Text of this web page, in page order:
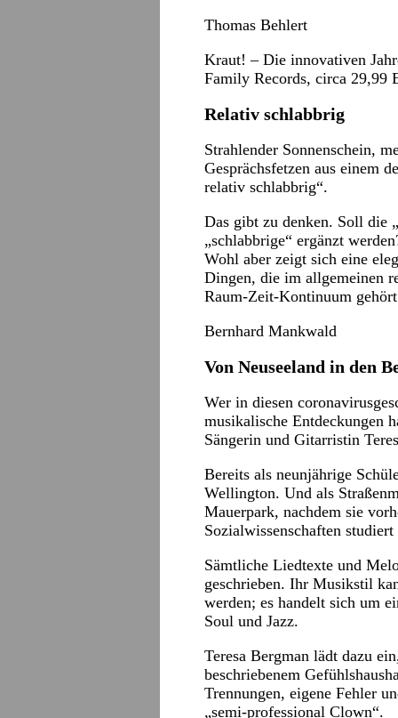
Thomas Behlert
Kraut! – Die innovativen
Family Records, circa 29,99
Relativ schlabbrig
Strahlender Sonnenschein,
Gesprächsfetzen aus einem
relativ schlabbrig“.
Das gibt zu denken. Soll die
„schlabbrige“ ergänzt
Wohl aber zeigt sich eine
Dingen, die im allgemeinen
Raum-Zeit-Kontinuum
Bernhard Mankwald
Von Neuseeland in den
Wer in diesen
musikalische Entdeckungen
Sängerin und Gitarristin
Bereits als neunjährige
Wellington. Und als
Mauerpark, nachdem sie
Sozialwissenschaften studiert
Sämtliche Liedtexte und
geschrieben. Ihr Musikstil
werden; es handelt sich um
Soul und Jazz.
Teresa Bergman lädt dazu
beschriebenem
Trennungen, eigene Fehler
„semi-professional Clown“.